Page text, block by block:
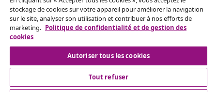
Résilier le contrat
Service Clients
Entreprises
stockage de cookies sur votre appareil pour améliorer la navigation
sur le site, analyser son utilisation et contribuer à nos efforts de
marketing. Politique de confidentialité et de gestion des
cookies
Autoriser tous les cookies
Tout refuser